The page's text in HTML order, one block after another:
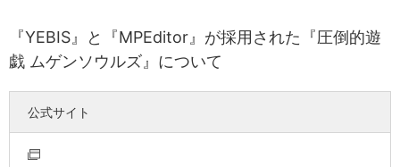
『YEBIS』と『MPEditor』が採用された『圧倒的遊
戯 ムゲンソウルズ』について
公式サイト